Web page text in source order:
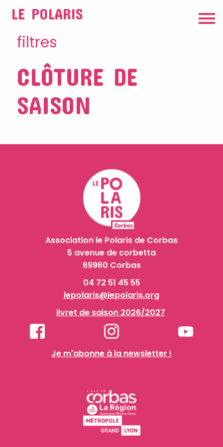
LE POLARIS
filtres
CLÔTURE DE
SAISON
Association le Polaris de Corbas
5 avenue de corbetta
69960 Corbas
04 72 51 45 55
lepolaris@lepolaris.org
livret de saison 2026/2027
Je m'abonne à la newsletter !